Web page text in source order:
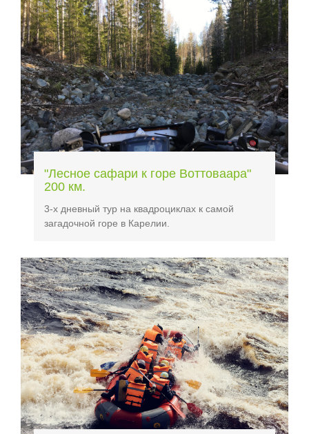
"Лесное сафари к горе Воттоваара"
200 км.
3-х дневный тур на квадроциклах к самой
загадочной горе в Карелии.